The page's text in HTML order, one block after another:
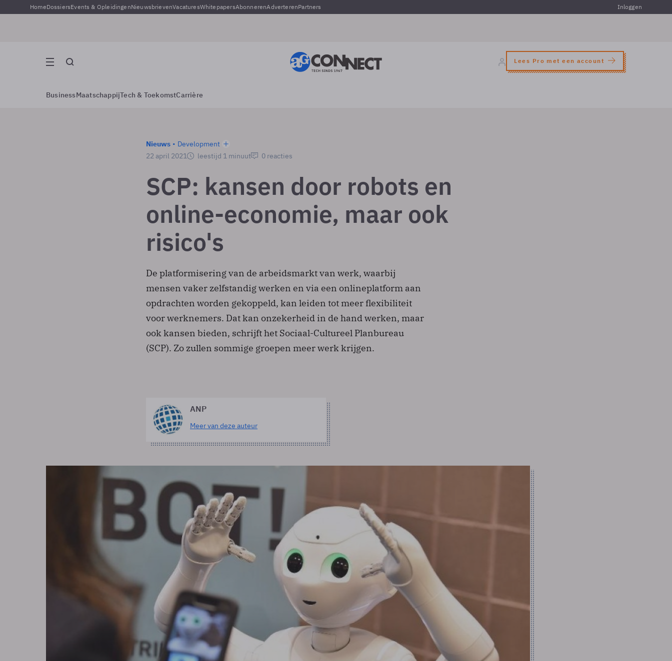
HomeDossiersEvents & OpleidingenNieuwsbrievenVacaturesWhitepapersAbonnerenAdverterenPartners Inloggen
Lees Pro met een account
BusinessMaatschappijTech & ToekomstCarrière
Nieuws
Development
22 april 2021
leestijd 1 minuut 0 reacties
SCP: kansen door robots en
online-economie, maar ook
risico's
De platformisering van de arbeidsmarkt van werk, waarbij
mensen vaker zelfstandig werken en via een onlineplatform aan
opdrachten worden gekoppeld, kan leiden tot meer flexibiliteit
voor werknemers. Dat kan onzekerheid in de hand werken, maar
ook kansen bieden, schrijft het Sociaal-Cultureel Planbureau
(SCP). Zo zullen sommige groepen meer werk krijgen.
ANP
Meer van deze auteur